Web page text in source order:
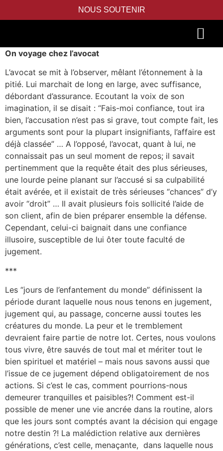
NOUS SOUTENIR
On voyage chez l’avocat
L’avocat se mit à l’observer, mêlant l’étonnement à la
pitié. Lui marchait de long en large, avec suffisance,
débordant d’assurance. Ecoutant la voix de son
imagination, il se disait : “Fais-moi confiance, tout ira
bien, l’accusation n’est pas si grave, tout compte fait, les
arguments sont pour la plupart insignifiants, l’affaire est
déjà classée” … A l’opposé, l’avocat, quant à lui, ne
connaissait pas un seul moment de repos; il savait
pertinemment que la requête était des plus sérieuses,
une lourde peine planant sur l’accusé si sa culpabilité
était avérée, et il existait de très sérieuses “chances” d’y
avoir “droit” … Il avait plusieurs fois sollicité l’aide de
son client, afin de bien préparer ensemble la défense.
Cependant, celui-ci baignait dans une confiance
illusoire, susceptible de lui ôter toute faculté de
jugement.
***
Les “jours de l’enfantement du monde” définissent la
période durant laquelle nous nous tenons en jugement,
jugement qui, au passage, concerne aussi toutes les
créatures du monde. La peur et le tremblement
devraient faire partie de notre lot. Certes, nous voulons
tous vivre, être sauvés de tout mal et mériter tout le
bien spirituel et matériel – mais nous savons aussi que
l’issue de ce jugement dépend obligatoirement de nos
actions. Si c’est le cas, comment pourrions-nous
demeurer tranquilles et paisibles?! Comment est-il
possible de mener une vie ancrée dans la routine, alors
que les jours sont comptés avant la décision qui engage
notre destin ?! La malédiction relative aux dernières
générations, c’est celle, menaçante, dans laquelle nous